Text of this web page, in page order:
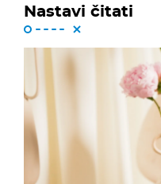
Nastavi čitati